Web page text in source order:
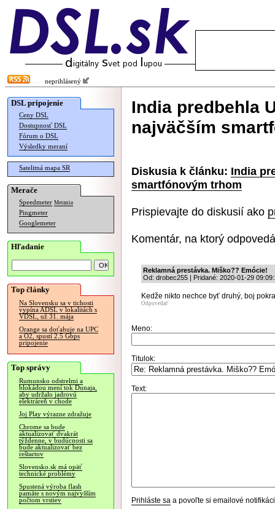
neprihlásený
DSL pripojenie
Ceny DSL
Dostupnosť DSL
Fórum o DSL
Výsledky meraní
Satelitná mapa SR
Merače
Speedmeter Merania
Pingmeter
Googlemeter
Hľadanie
Top články
Na Slovensku sa v tichosti
vypína ADSL v lokalitách s
VDSL, už 31. mája
Orange sa doťahuje na UPC
a O2, spustí 2.5 Gbps
pripojenie
Top správy
Rumunsko odstrelmi a
blokádou mení tok Dunaja,
aby udržalo jadrovú
elektráreň v chode
Joj Play výrazne zdražuje
Chrome sa bude
aktualizovať dvakrát
týždenne, v budúcnosti sa
bude aktualizovať bez
reštartov
Slovensko.sk má opäť
technické problémy
Spustená výroba flash
pamäte s novým najvyšším
počtom vrstiev
India predbehla
najväčším
Diskusia k článku: India
smartfónovým trhom
Prispievajte do diskusií ako
Komentár, na ktorý
Reklamná prestávka. Miško?? Emócie!
Od: drobec255 | Pridané: 2020-01-29
Kedže nikto nechce byť druhý, boj
Odpovedať
Meno:
Titulok:
Text:
Prihláste sa a povoľte si emailové